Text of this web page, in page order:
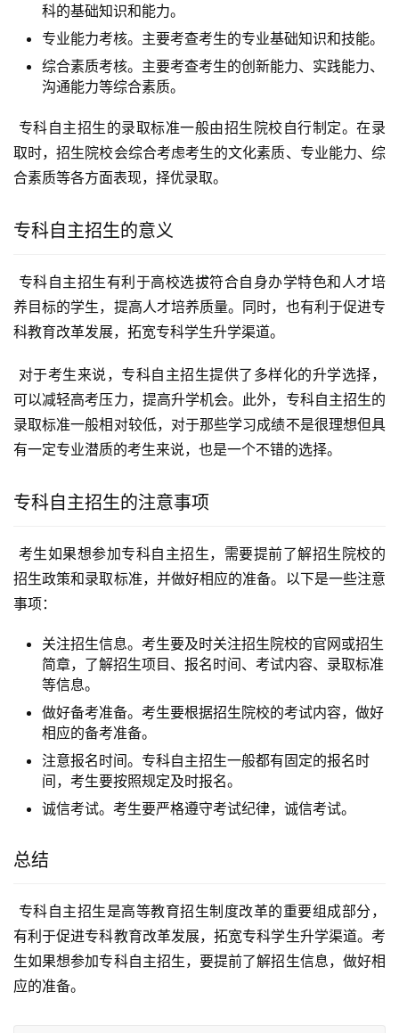
科的基础知识和能力。
专业能力考核。主要考查考生的专业基础知识和技能。
综合素质考核。主要考查考生的创新能力、实践能力、
沟通能力等综合素质。
取时，招生院校会综合考虑考生的文化素质、专业能力、综
合素质等各方面表现，择优录取。
专科自主招生的意义
养目标的学生，提高人才培养质量。同时，也有利于促进专
科教育改革发展，拓宽专科学生升学渠道。
可以减轻高考压力，提高升学机会。此外，专科自主招生的
录取标准一般相对较低，对于那些学习成绩不是很理想但具
有一定专业潜质的考生来说，也是一个不错的选择。
专科自主招生的注意事项
招生政策和录取标准，并做好相应的准备。以下是一些注意
事项：
关注招生信息。考生要及时关注招生院校的官网或招生
简章，了解招生项目、报名时间、考试内容、录取标准
等信息。
做好备考准备。考生要根据招生院校的考试内容，做好
相应的备考准备。
注意报名时间。专科自主招生一般都有固定的报名时
间，考生要按照规定及时报名。
诚信考试。考生要严格遵守考试纪律，诚信考试。
总结
有利于促进专科教育改革发展，拓宽专科学生升学渠道。考
生如果想参加专科自主招生，要提前了解招生信息，做好相
应的准备。